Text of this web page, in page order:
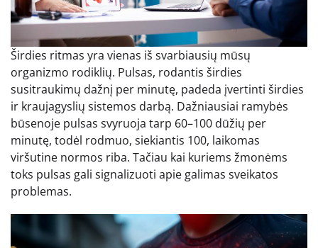
Širdies ritmas yra vienas iš svarbiausių mūsų
organizmo rodiklių. Pulsas, rodantis širdies
susitraukimų dažnį per minutę, padeda įvertinti širdies
ir kraujagyslių sistemos darbą. Dažniausiai ramybės
būsenoje pulsas svyruoja tarp 60–100 dūžių per
minutę, todėl rodmuo, siekiantis 100, laikomas
viršutine normos riba. Tačiau kai kuriems žmonėms
toks pulsas gali signalizuoti apie galimas sveikatos
problemas.